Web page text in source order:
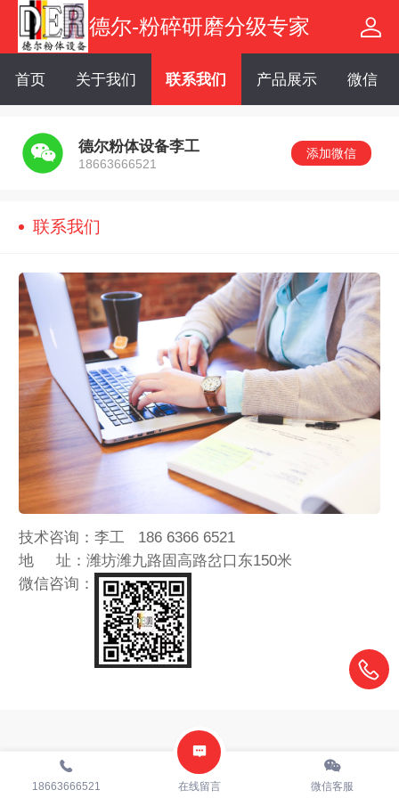
德尔-粉碎研磨分级专家
首页 关于我们 联系我们 产品展示 微信
德尔粉体设备李工
18663666521
添加微信
联系我们
技术咨询：李工 186 6366 6521
地 址：潍坊潍九路固高路岔口东150米
微信咨询：
18663666521 在线留言 微信客服